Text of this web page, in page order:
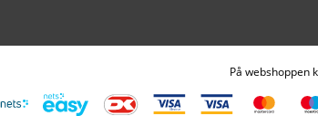
På webshoppen